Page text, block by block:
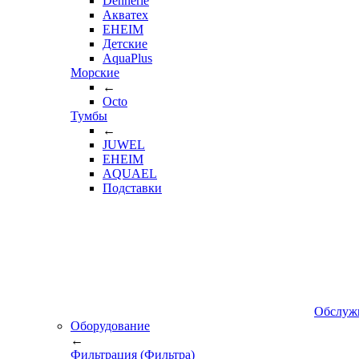
Акватех
EHEIM
Детские
AquaPlus
Морские
←
Octo
Тумбы
←
JUWEL
EHEIM
AQUAEL
Подставки
Оборудование
←
Фильтрация (Фильтра)